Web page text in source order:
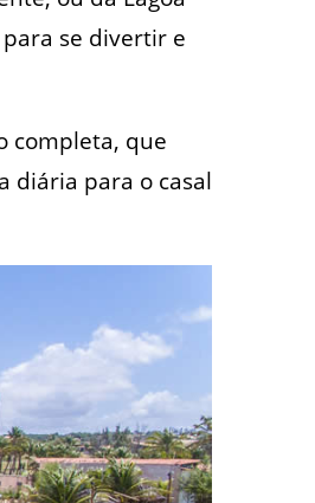
se divertir e
completa, que
diária para o casal